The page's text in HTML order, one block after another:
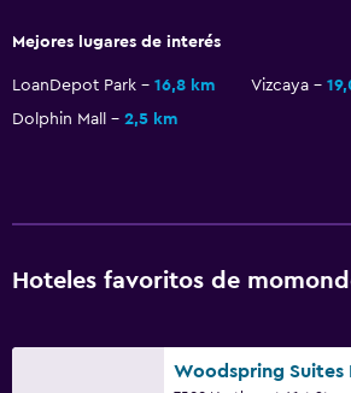
Escritorio
Actividades
Mejores lugares de interés
LoanDepot Park 16,8 km Vizcaya
Dolphin Mall
2,5 km
Hoteles favoritos de